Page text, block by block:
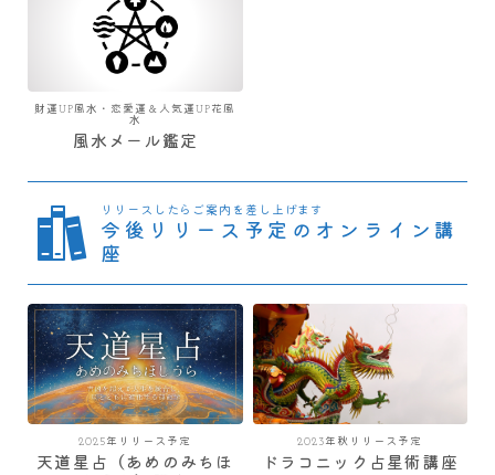
財運UP風水・恋愛運＆人気運UP花風
水
風水メール鑑定
リリースしたらご案内を差し上げます
今後リリース予定のオンライン講
座
2025年リリース予定
天道星占（あめのみちほ
2023年秋リリース予定
ドラコニック占星術講座